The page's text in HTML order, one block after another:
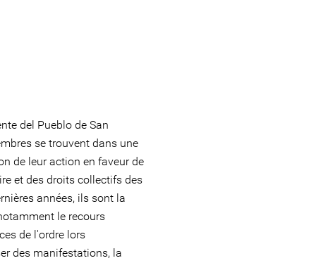
del Pueblo de San
se trouvent dans une
de leur action en faveur de
et des droits collectifs des
années, ils sont la
le recours
de l'ordre lors
des manifestations, la